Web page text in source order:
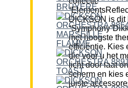
DICKSON is dit
met hoogste
efficiëntie. Kies
die voor u het
licht door laat
scherm en kies
juiste